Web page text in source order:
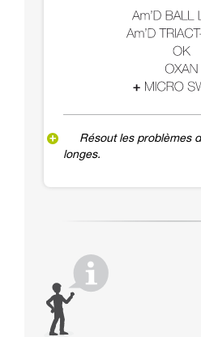
Résout les problèmes
longes.